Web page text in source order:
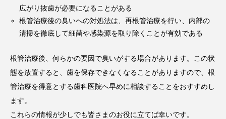
広がり抜歯が必要になることがある
根管治療後の臭いへの対処法は、再根管治療を行い、内部の
清掃を徹底して細菌や感染源を取り除くことが有効である
根管治療後、何らかの要因で臭いがする場合があります。この状
態を放置すると、歯を保存できなくなることがありますので、根
管治療を得意とする歯科医院へ早めに相談することをおすすめし
ます。
これらの情報が少しでも皆さまのお役に立てば幸いです。